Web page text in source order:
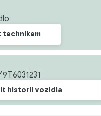
technikem
historii vozidla